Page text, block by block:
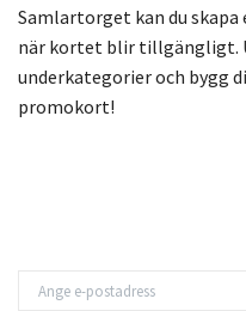
Samlartorget kan du skapa
när kortet blir tillgängligt.
underkategorieroch bygg
promokort!